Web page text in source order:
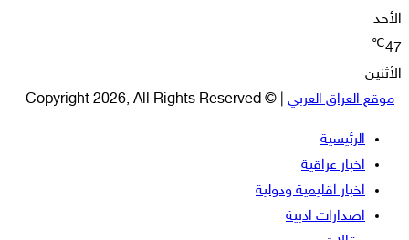
الأحد
47
℃
الأثنين
موقع العراق العربي | © Copyright 2026, All Rights Reserved
الرئيسية
اخبار عراقية
اخبار اقليمية ودولية
اصدارات ادبية